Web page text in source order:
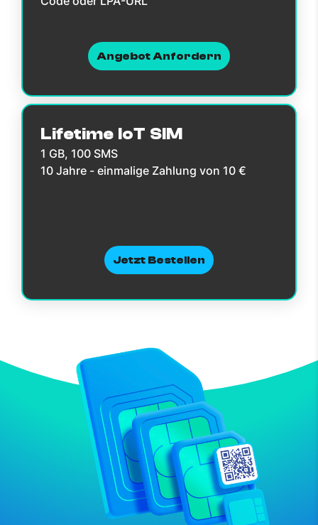
Angebot Anfordern
Lifetime IoT SIM
1 GB, 100 SMS
10 Jahre - einmalige Zahlung von 10 €
Jetzt Bestellen